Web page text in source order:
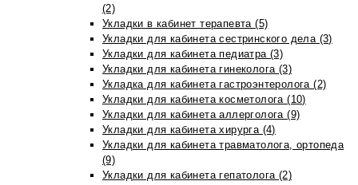
(2)
Укладки в кабинет терапевта (5)
Укладки для кабинета сестринского дела (3)
Укладки для кабинета педиатра (3)
Укладки для кабинета гинеколога (3)
Укладка для кабинета гастроэнтеролога (2)
Укладки для кабинета косметолога (10)
Укладки для кабинета аллерголога (9)
Укладки для кабинета хирурга (4)
Укладки для кабинета травматолога, ортопеда
(9)
Укладки для кабинета гепатолога (2)